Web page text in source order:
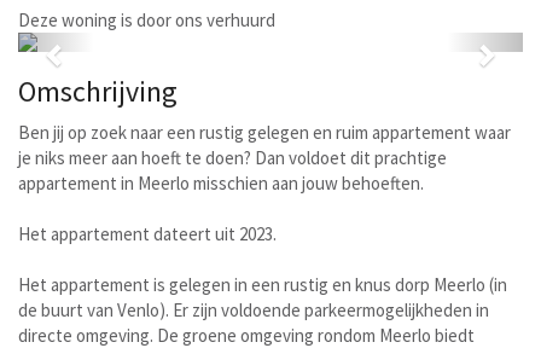
Deze woning is door ons verhuurd
Previous Next
Omschrijving
Ben jij op zoek naar een rustig gelegen en ruim appartement waar
je niks meer aan hoeft te doen? Dan voldoet dit prachtige
appartement in Meerlo misschien aan jouw behoeften.
Het appartement dateert uit 2023.
Het appartement is gelegen in een rustig en knus dorp Meerlo (in
de buurt van Venlo). Er zijn voldoende parkeermogelijkheden in
directe omgeving. De groene omgeving rondom Meerlo biedt